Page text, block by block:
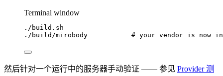
Terminal window
./build.sh
./build/mirobody
# your vendor is now
然后针对一个运行中的服务器手动验证 —— 参见 Provider 测